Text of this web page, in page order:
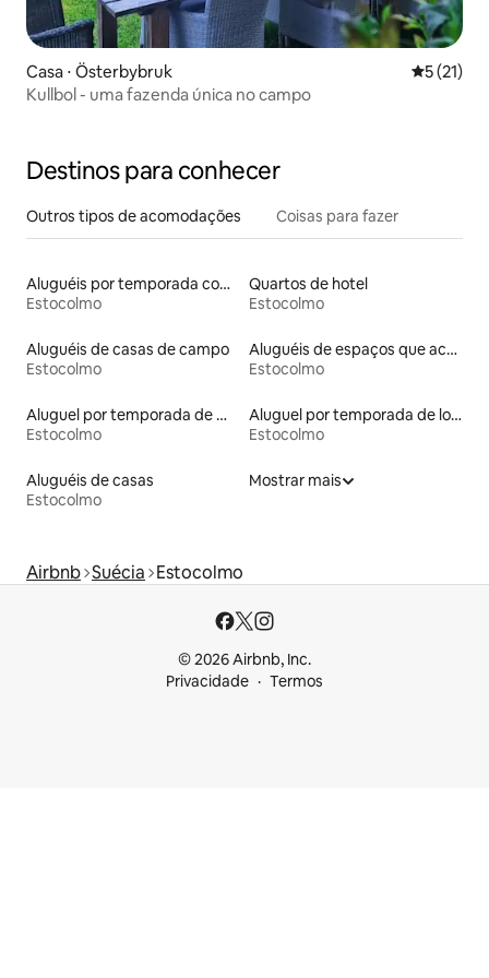
Casa ⋅ Österbybruk 5 de uma
5 (21)
Kullbol - uma fazenda única no campo
Destinos para conhecer
Outros tipos de acomodações Coisas para fazer
Aluguéis por temporada com suítes privativas
Estocolmo
Quartos de hotel
Estocolmo
Aluguéis de casas de campo
Estocolmo
Aluguéis de espaços que aceitam animais de estimação
Estocolmo
Aluguel por temporada de microcasas
Estocolmo
Aluguel por temporada de lofts
Estocolmo
Aluguéis de casas
Estocolmo
Mostrar mais
Airbnb Suécia Estocolmo
© 2026 Airbnb, Inc.
Privacidade
Termos